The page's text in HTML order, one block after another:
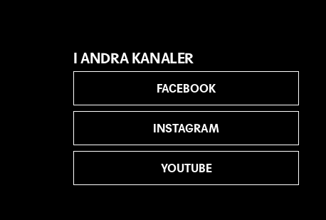
I ANDRA KANALER
FACEBOOK
INSTAGRAM
YOUTUBE